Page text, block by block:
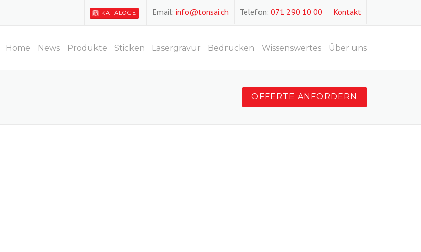
Kontakt
Telefon: 071 290 10 00
Email: info@tonsai.ch
KATALOGE
Home News Produkte Sticken Lasergravur Bedrucken Wissenswertes Über uns
OFFERTE ANFORDERN